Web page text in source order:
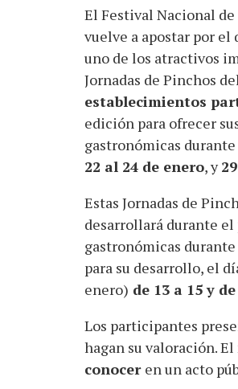
El Festival Nacional
vuelve a apostar por el
uno de los atractivos
Jornadas de Pinchos
establecimientos
edición para ofrecer
gastronómicas
22 al 24 de enero, y
Estas Jornadas de
desarrollará durante el
gastronómicas durante
para su desarrollo, el
enero) de 13 a 15 y
Los participantes
hagan su valoración. El
conocer en un acto